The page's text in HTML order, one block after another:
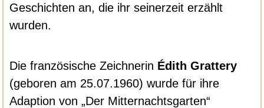
Geschichten an, die ihr seinerzeit erzählt
wurden.
Die französische Zeichnerin Édith Grattery
(geboren am 25.07.1960) wurde für ihre
Adaption von „Der Mitternachtsgarten“